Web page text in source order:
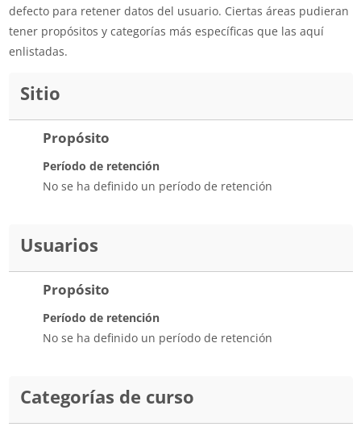
defecto para retener datos del usuario. Ciertas áreas pudieran
tener propósitos y categorías más específicas que las aquí
enlistadas.
Sitio
Propósito
Período de retención
No se ha definido un período de retención
Usuarios
Propósito
Período de retención
No se ha definido un período de retención
Categorías de curso